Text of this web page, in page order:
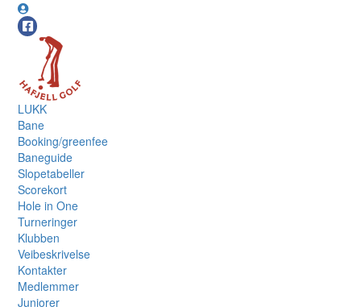
LUKK
Bane
Booking/greenfee
Baneguide
Slopetabeller
Scorekort
Hole in One
Turneringer
Klubben
Veibeskrivelse
Kontakter
Medlemmer
Juniorer